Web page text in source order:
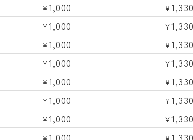
¥1,000 ¥1,330
¥1,000 ¥1,330
¥1,000 ¥1,330
¥1,000 ¥1,330
¥1,000 ¥1,330
¥1,000 ¥1,330
¥1,000 ¥1,330
1,000 1,330